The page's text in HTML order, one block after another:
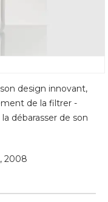
design innovant,
de la filtrer -
débarasser de son
2008